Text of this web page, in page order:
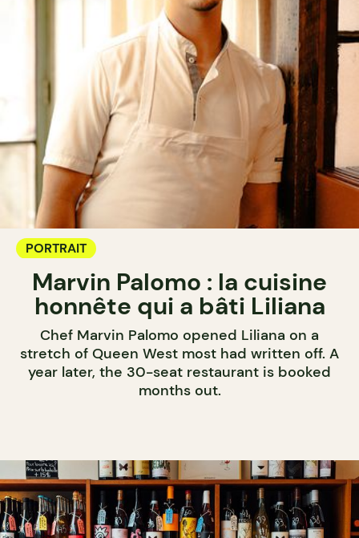
PORTRAIT
Marvin Palomo : la cuisine
honnête qui a bâti Liliana
Chef Marvin Palomo opened Liliana on a
stretch of Queen West most had written off. A
year later, the 30-seat restaurant is booked
months out.